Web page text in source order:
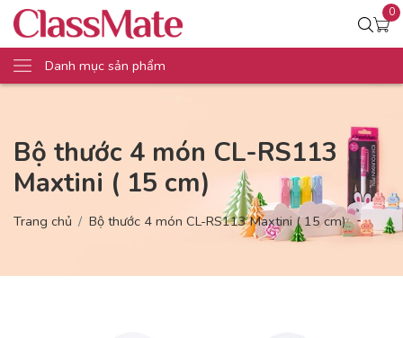
0
Danh mục sản phẩm
Bộ thước 4 món CL-RS113
Maxtini ( 15 cm)
Trang chủ Bộ thước 4 món CL-RS113 Maxtini ( 15 cm)